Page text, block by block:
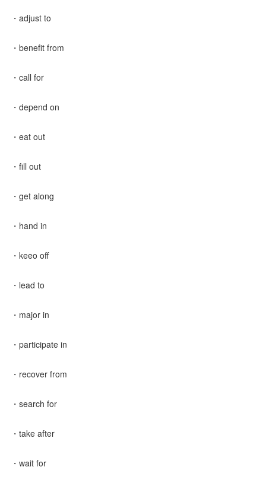
・adjust to
・benefit from
・call for
・depend on
・eat out
・fill out
・get along
・hand in
・keeo off
・lead to
・major in
・participate in
・recover from
・search for
・take after
・wait for